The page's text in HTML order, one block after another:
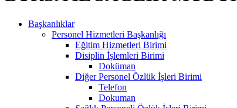
Başkanlıklar
Personel Hizmetleri Başkanlığı
Eğitim Hizmetleri Birimi
Disiplin İşlemleri Birimi
Doküman
Diğer Personel Özlük İşleri Birimi
Telefon
Dokuman